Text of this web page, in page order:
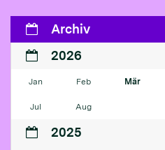
Archiv
2026
Jan Feb Mär
Jul Aug
2025